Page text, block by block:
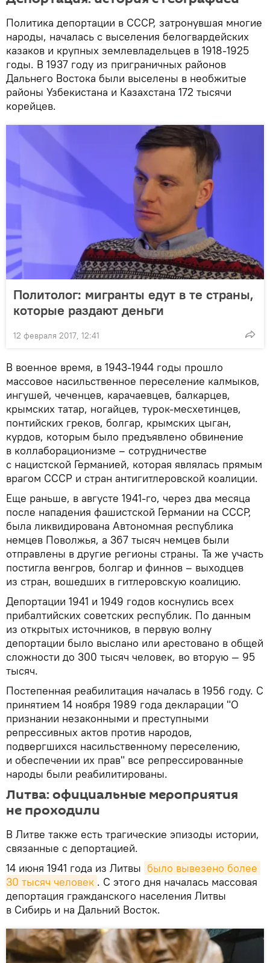
Политика депортации в СССР, затронувшая многие
народы, началась с выселения белогвардейских
казаков и крупных землевладельцев в 1918-1925
годы. В 1937 году из приграничных районов
Дальнего Востока были выселены в необжитые
районы Узбекистана и Казахстана 172 тысячи
корейцев.
Политолог: мигранты едут в те страны,
которые раздают деньги
12 февраля 2017, 12:41
В военное время, в 1943-1944 годы прошло
массовое насильственное переселение калмыков,
ингушей, чеченцев, карачаевцев, балкарцев,
крымских татар, ногайцев, турок-месхетинцев,
понтийских греков, болгар, крымских цыган,
курдов, которым было предъявлено обвинение
в коллаборационизме – сотрудничестве
с нацистской Германией, которая являлась прямым
врагом СССР и стран антигитлеровской коалиции.
Еще раньше, в августе 1941-го, через два месяца
после нападения фашистской Германии на СССР,
была ликвидирована Автономная республика
немцев Поволжья, а 367 тысяч немцев были
отправлены в другие регионы страны. Та же участь
постигла венгров, болгар и финнов – выходцев
из стран, вошедших в гитлеровскую коалицию.
Депортации 1941 и 1949 годов коснулись всех
прибалтийских советских республик. По данным
из открытых источников, в первую волну
депортации было выслано или арестовано в общей
сложности до 300 тысяч человек, во вторую — 95
тысяч.
Постепенная реабилитация началась в 1956 году. С
принятием 14 ноября 1989 года декларации "О
признании незаконными и преступными
репрессивных актов против народов,
подвергшихся насильственному переселению,
и обеспечении их прав" все репрессированные
народы были реабилитированы.
Литва: официальные мероприятия
не проходили
В Литве также есть трагические эпизоды истории,
связанные с депортацией.
14 июня 1941 года из Литвы было вывезено более
30 тысяч человек . С этого дня началась массовая
депортация гражданского населения Литвы
в Сибирь и на Дальний Восток.